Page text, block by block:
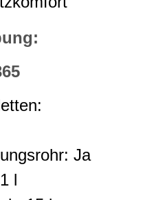
Ja
l